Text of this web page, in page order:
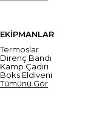
EKİPMANLAR
Termoslar
Direnç Bandı
Kamp Çadırı
Boks Eldiveni
Tümünü Gör